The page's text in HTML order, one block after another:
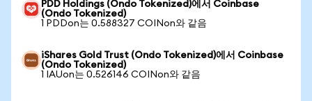
PDD Holdings (Ondo Tokenized)에서 Coinbase
(Ondo Tokenized)
1 PDDon는 0.588327 COINon와 같음
iShares Gold Trust (Ondo Tokenized)에서 Coinbase
(Ondo Tokenized)
1 IAUon는 0.526146 COINon와 같음